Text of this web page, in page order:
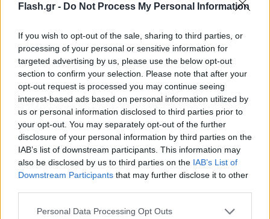
Flash.gr - Do Not Process My Personal Information
If you wish to opt-out of the sale, sharing to third parties, or
processing of your personal or sensitive information for
targeted advertising by us, please use the below opt-out
section to confirm your selection. Please note that after your
opt-out request is processed you may continue seeing
interest-based ads based on personal information utilized by
us or personal information disclosed to third parties prior to
your opt-out. You may separately opt-out of the further
disclosure of your personal information by third parties on the
IAB’s list of downstream participants. This information may
also be disclosed by us to third parties on the IAB’s List of
Downstream Participants that may further disclose it to other
Please note that this website/app uses one or more Google
Personal Data Processing Opt Outs
Μακάρι να είμαστε όλοι υγιείς, να έχουμε το
καλύτερο δυνατό υλικό και του χρόνου να
αρχίσουμε έναν καινούριο κύκλο για να κάνουμε
κάτι καλό. Όταν η σημαία σε καλεί πρέπει να είσαι
εκεί, είναι μεγάλη περηφάνια να φοράς αυτή τη